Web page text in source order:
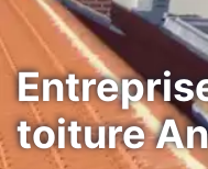
toiture